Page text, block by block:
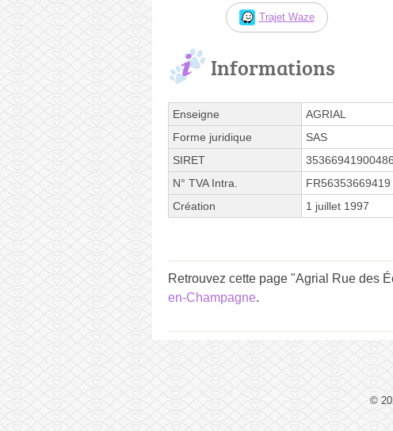
Trajet Waze
Informations
Enseigne
AGRIAL
Forme juridique
SAS
SIRET
35366941900486
N° TVA Intra.
FR56353669419
Création
1 juillet 1997
Retrouvez cette page "Agrial Rue des
en-Champagne.
©